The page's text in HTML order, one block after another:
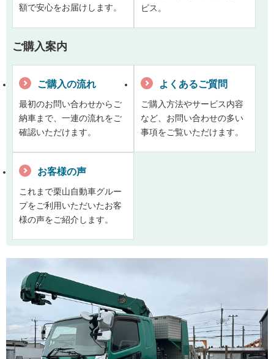
額で安心をお届けします。
ビス。
ご購入案内
ご購入の流れ
最初のお問い合わせからご
納車まで、一連の流れをご
確認いただけます。
よくあるご質問
ご購入方法やサービス内容
など、お問い合わせの多い
事項をご覧いただけます。
お客様の声
これまで栗山自動車グルー
プをご利用いただいたお客
様の声をご紹介します。